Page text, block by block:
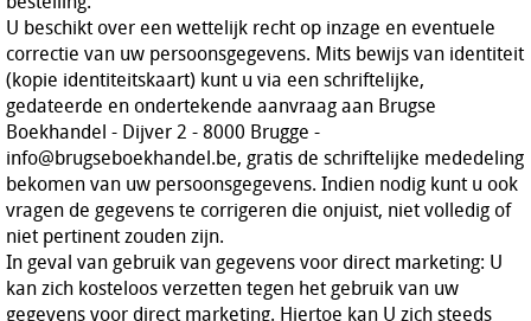
U beschikt over een wettelijk recht op inzage en eventuele
correctie van uw persoonsgegevens. Mits bewijs van identiteit
(kopie identiteitskaart) kunt u via een schriftelijke,
gedateerde en ondertekende aanvraag aan Brugse
Boekhandel - Dijver 2 - 8000 Brugge -
info@brugseboekhandel.be, gratis de schriftelijke mededeling
bekomen van uw persoonsgegevens. Indien nodig kunt u ook
vragen de gegevens te corrigeren die onjuist, niet volledig of
niet pertinent zouden zijn.
In geval van gebruik van gegevens voor direct marketing: U
kan zich kosteloos verzetten tegen het gebruik van uw
gegevens voor direct marketing. Hiertoe kan U zich steeds